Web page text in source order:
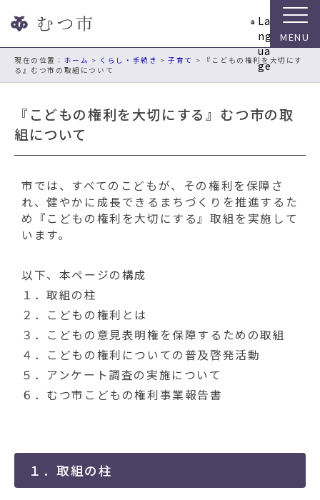
ビ
La
ng
ua
ge
現在の位置： ホーム > くらし・手続き >子育て > 『こどもの権利を大切にす
る』むつ市の取組について
『こどもの権利を大切にする』むつ市の取
組について
市では、すべてのこどもが、その権利を保障さ
れ、健やかに成長できるまちづくりを推進するた
め『こどもの権利を大切にする』取組を実施して
います。
以下、本ページの構成
１．取組の柱
２．こどもの権利とは
３．こどもの意見表明権を保障するための取組
４．こどもの権利についての普及啓発活動
５．アンケート調査の実施について
６．むつ市こどもの権利事業報告書
１．取組の柱